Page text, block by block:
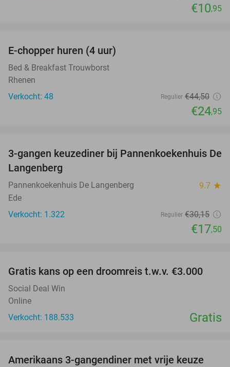
€10,95
E-chopper huren (4 uur)
Bed & Breakfast Trouwborst
Rhenen
Verkocht: 48
Regulier €44,50
€24,95
42%
3-gangen keuzediner bij Pannenkoekenhuis De
Langenberg
Pannenkoekenhuis De Langenberg 9.7 star
Ede
Verkocht: 1.322
Regulier €30,15
€17,50
Gratis kans op een droomreis t.w.v. €3.000
Social Deal Win
Online
Verkocht: 188.533
Gratis
Amerikaans 3-gangendiner met vrije keuze